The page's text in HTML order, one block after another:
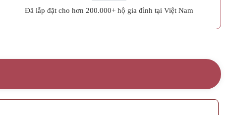
Đã lắp đặt cho hơn 200.000+ hộ gia đình tại Việt Nam